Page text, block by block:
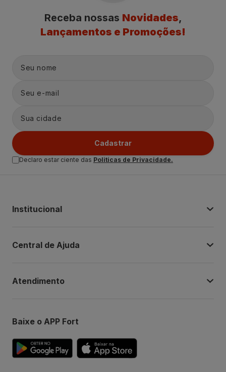
Receba nossas Novidades,
Lançamentos e Promoções!
Cadastrar
Declaro estar ciente das Politicas de Privacidade.
Institucional
Central de Ajuda
Atendimento
Baixe o APP Fort